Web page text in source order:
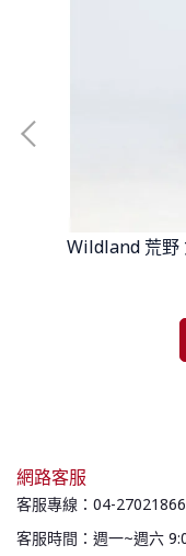
Wildland 荒野
網路客服
客服專線：04-27021866
客服時間：週一~週六